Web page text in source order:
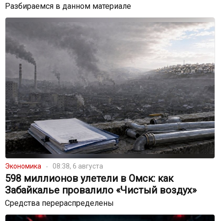
Разбираемся в данном материале
Экономика 08:38, 6 августа
598 миллионов улетели в Омск: как
Забайкалье провалило «Чистый воздух»
Средства перераспределены